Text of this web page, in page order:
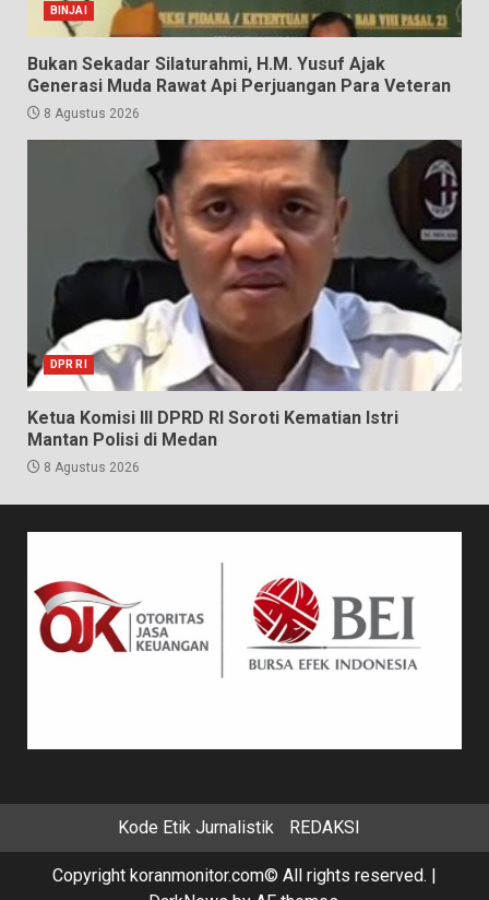
BINJAI
Bukan Sekadar Silaturahmi, H.M. Yusuf Ajak
Generasi Muda Rawat Api Perjuangan Para Veteran
8 Agustus 2026
DPR RI
Ketua Komisi III DPRD RI Soroti Kematian Istri
Mantan Polisi di Medan
8 Agustus 2026
Kode Etik Jurnalistik REDAKSI
Copyright koranmonitor.com© All rights reserved. |